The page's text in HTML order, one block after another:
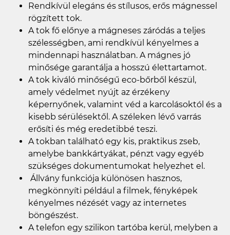
Rendkívül elegáns és stílusos, erős mágnessel
rögzített tok.
A tok fő előnye a mágneses záródás a teljes
szélességben, ami rendkívül kényelmes a
mindennapi használatban. A mágnes jó
minősége garantálja a hosszú élettartamot.
A tok kiváló minőségű eco-bőrből készül,
amely védelmet nyújt az érzékeny
képernyőnek, valamint véd a karcolásoktól és a
kisebb sérülésektől. A széleken lévő varrás
erősíti és még eredetibbé teszi.
A tokban található egy kis, praktikus zseb,
amelybe bankkártyákat, pénzt vagy egyéb
szükséges dokumentumokat helyezhet el.
Állvány funkciója különösen hasznos,
megkönnyíti például a filmek, fényképek
kényelmes nézését vagy az internetes
böngészést.
A telefon egy szilikon tartóba kerül, melyben a